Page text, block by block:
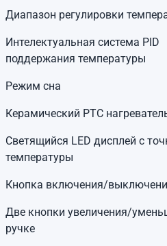
Диапазон регулировки
Интелектуальная система PID
поддержания температуры
Режим сна
Керамический PTC
Светящийся LED дисплей с
температуры
Кнопка включения/
Две кнопки увеличения/
ручке